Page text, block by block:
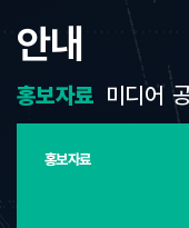
안내
홍보자료
홍보자료
미디어